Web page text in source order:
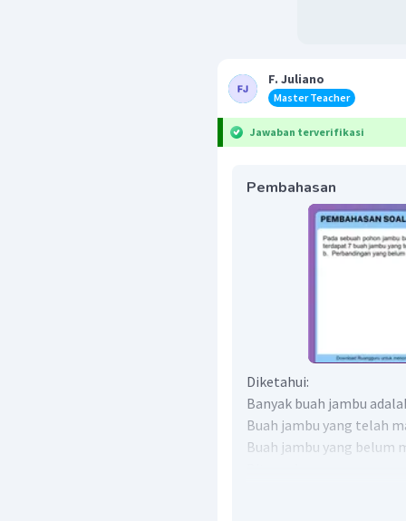
F. Juliano
Master Teacher
Jawaban terverifikasi
Pembahasan
Diketahui:
Banyak buah jambu
Buah jambu yang telah
Buah jambu yang belum